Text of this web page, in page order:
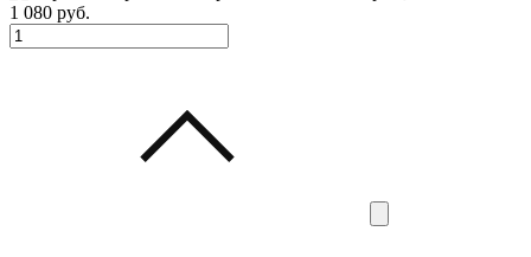
1 080 руб.